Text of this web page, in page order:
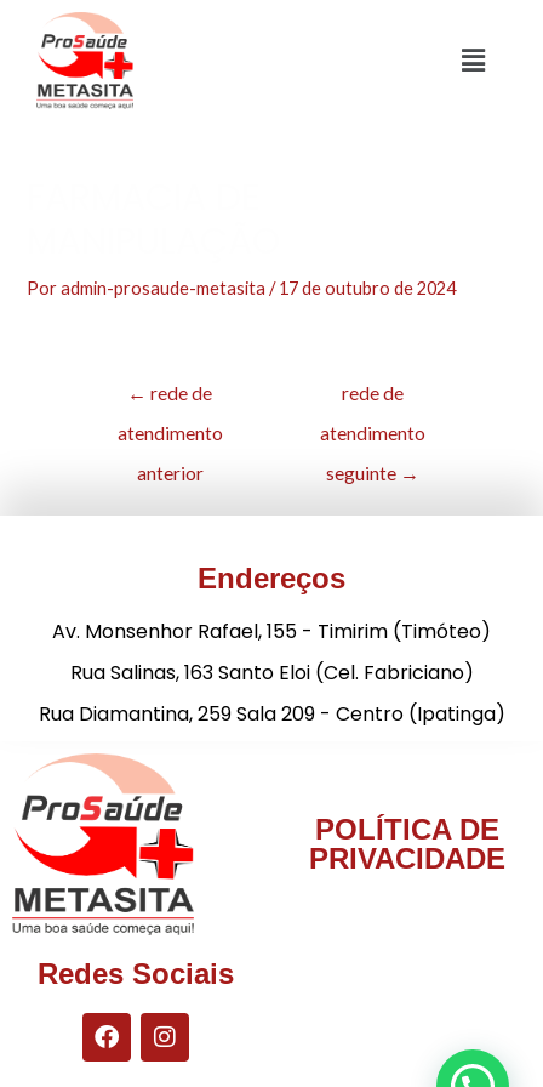
Poradmin-prosaude-metasita/17 de outubro de 2024
← rede de
atendimento
anterior
rede de
atendimento
seguinte →
Endereços
Av. Monsenhor Rafael, 155 - Timirim (Timóteo)
Rua Salinas, 163 Santo Eloi (Cel. Fabriciano)
Rua Diamantina, 259 Sala 209 - Centro (Ipatinga)
POLÍTICA DE
PRIVACIDADE
Redes Sociais